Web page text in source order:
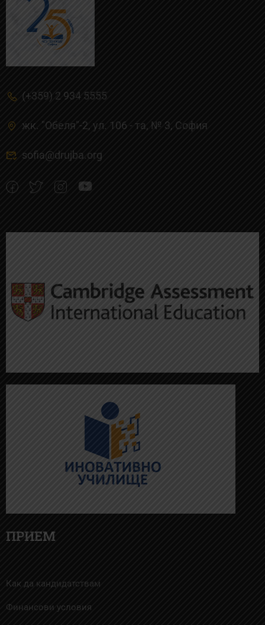
(+359) 2 934 5555
жк. "Обеля"-2, ул. 106 - та, № 3, Cофия
sofia@drujba.org
ПРИЕМ
Как да кандидатствам
Финансови условия